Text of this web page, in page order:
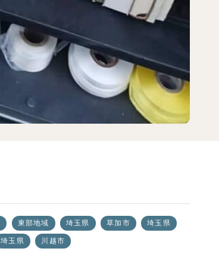
東部地域 埼玉県 草加市 埼玉県
埼玉県 川越市